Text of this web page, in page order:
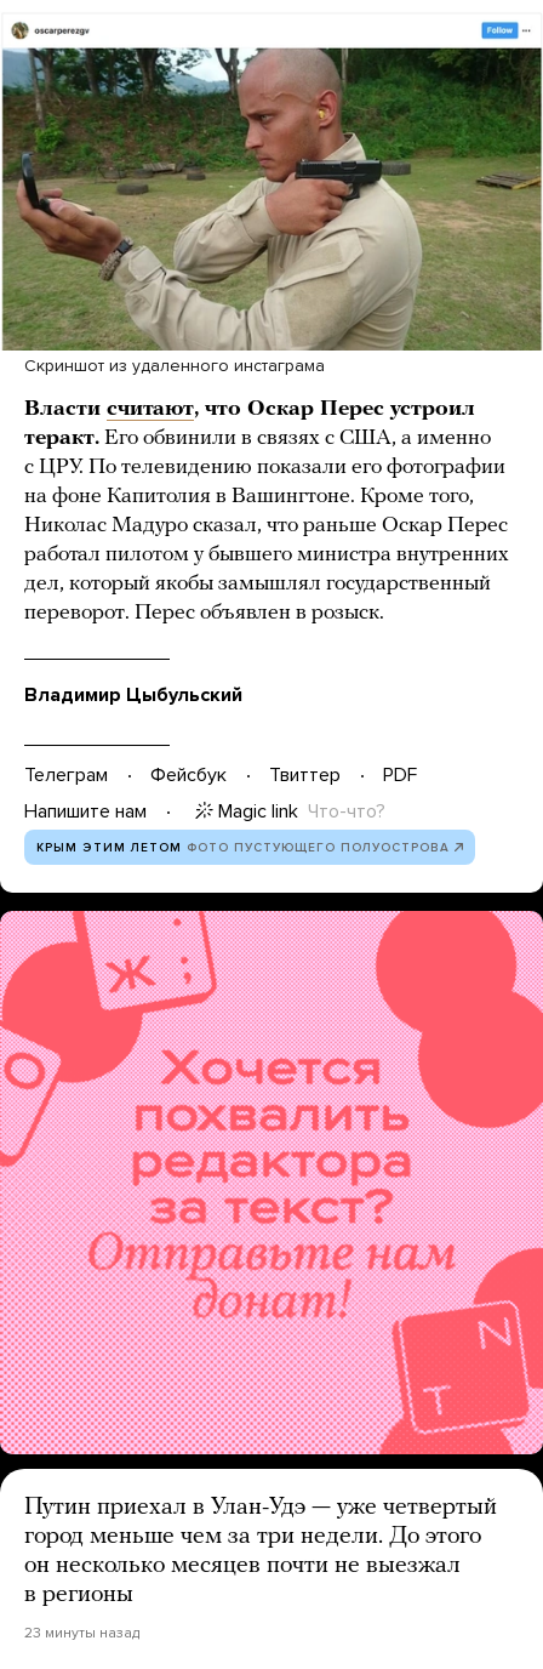
Скриншот из удаленного инстаграма
Власти считают, что Оскар Перес устроил
теракт. Его обвинили в связях с США, а именно
с ЦРУ. По телевидению показали его фотографии
на фоне Капитолия в Вашингтоне. Кроме того,
Николас Мадуро сказал, что раньше Оскар Перес
работал пилотом у бывшего министра внутренних
дел, который якобы замышлял государственный
переворот. Перес объявлен в розыск.
Владимир Цыбульский
Телеграм Фейсбук Твиттер
PDF
Напишите нам
Magic link Что-что?
КРЫМ ЭТИМ ЛЕТОМ ФОТО ПУСТУЮЩЕГО ПОЛУОСТРОВА
Путин приехал в Улан-Удэ — уже четвертый
город меньше чем за три недели. До этого
он несколько месяцев почти не выезжал
в регионы
23 минуты назад